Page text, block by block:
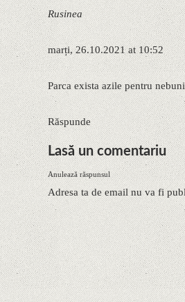
Rusinea
marți, 26.10.2021 at 10:52
Parca exista azile pentru
Răspunde
Lasă un comentariu
Anulează răspunsul
Adresa ta de email nu va fi